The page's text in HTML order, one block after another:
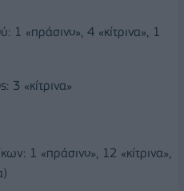
1 «πράσινο», 4 «κίτρινα», 1
3 «κίτρινα»
1 «πράσινο», 12 «κίτρινα»,